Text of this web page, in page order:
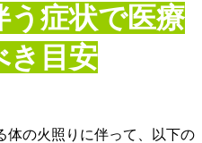
う症状で医療
き目安
体の火照りに伴って、以下の